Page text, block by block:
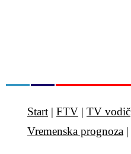
Start | FTV | TV vodič
Vremenska prognoza |